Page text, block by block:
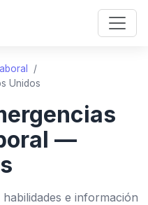
/
Unidos
—
e información